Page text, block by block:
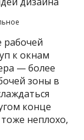
рабочей
к окнам
— более
зоны в
конце
неплохо,